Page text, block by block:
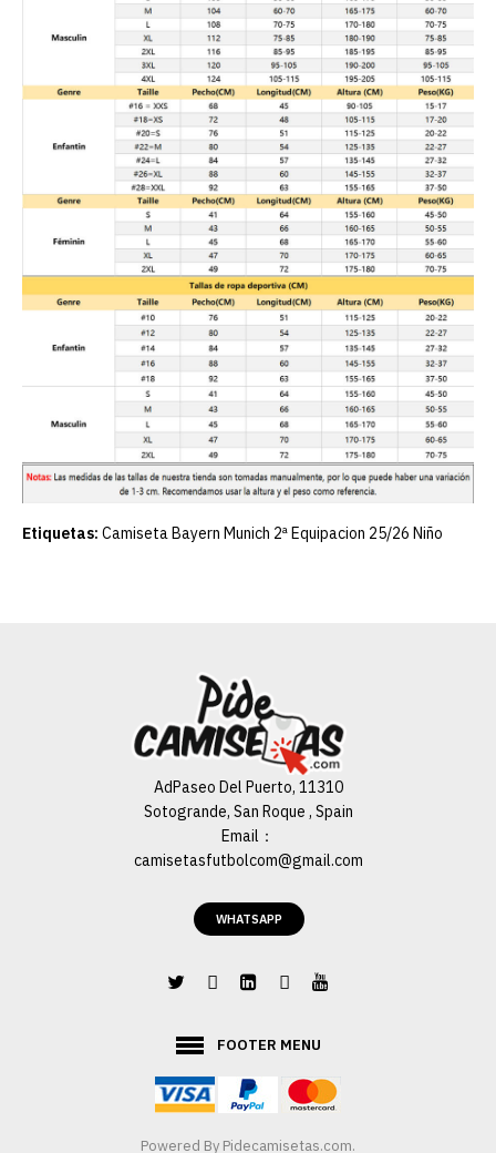
Etiquetas: Camiseta Bayern Munich 2ª Equipacion 25/26 Niño
AdPaseo Del Puerto, 11310
Sotogrande, San Roque , Spain
Email：
camisetasfutbolcom@gmail.com
WHATSAPP
FOOTER MENU
Powered By Pidecamisetas.com.